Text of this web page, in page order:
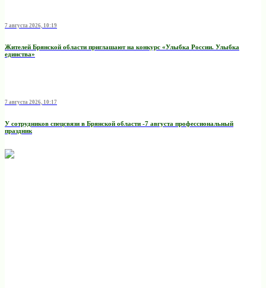
7 августа 2026, 10:19
Жителей Брянской области приглашают на конкурс «Улыбка России. Улыбка
единства»
7 августа 2026, 10:17
У сотрудников спецсвязи в Брянской области -7 августа профессиональный
праздник